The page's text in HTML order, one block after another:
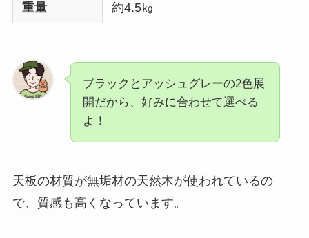
重量 約4.5㎏
ブラックとアッシュグレーの2色展
開だから、好みに合わせて選べる
よ！
天板の材質が無垢材の天然木が使われているの
で、質感も高くなっています。